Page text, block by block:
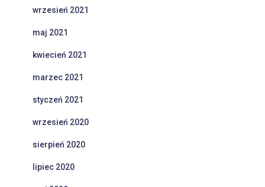
wrzesień 2021
maj 2021
kwiecień 2021
marzec 2021
styczeń 2021
wrzesień 2020
sierpień 2020
lipiec 2020